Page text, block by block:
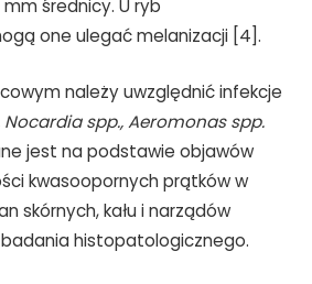
średnicy. U ryb
one ulegać melanizacji [4].
należy uwzględnić infekcje
spp., Aeromonas spp.
jest na podstawie objawów
kwasoopornych prątków w
skórnych, kału i narządów
histopatologicznego.